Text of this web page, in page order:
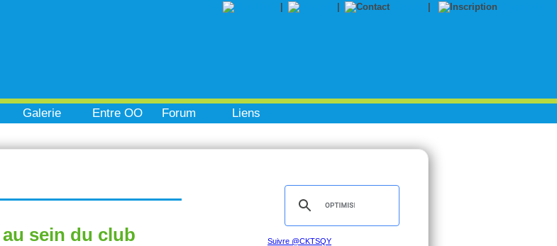
Galerie Entre OO Forum Liens
sein du club Suivre @CKTSQY